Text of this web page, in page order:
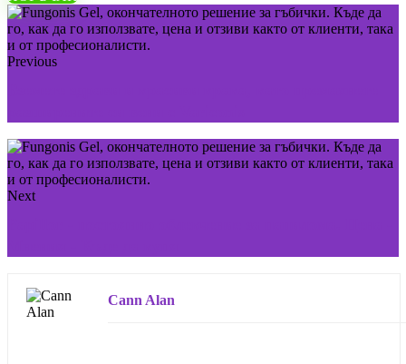
Previous
Next
Cann Alan